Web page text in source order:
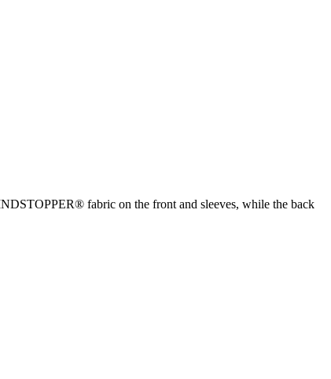
fabric on the front and sleeves, while the back